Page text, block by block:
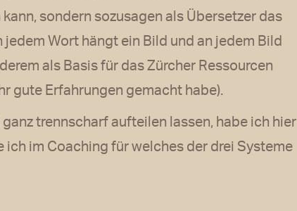
sondern sozusagen als Übersetzer das
Wort hängt ein Bild und an jedem Bild
als Basis für das Zürcher Ressourcen
gute Erfahrungen gemacht habe).
trennscharf aufteilen lassen, habe ich hier
im Coaching für welches der drei Systeme